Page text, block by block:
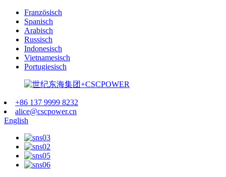
Französisch
Spanisch
Arabisch
Russisch
Indonesisch
Vietnamesisch
Portugiesisch
+86 137 9999 8232
alice@cscpower.cn
English